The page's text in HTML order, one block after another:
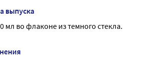
чистом виде.
указанной в инструкции.
эфирных масел в глаза. При
выпуска
мл во флаконе из темного стекла.